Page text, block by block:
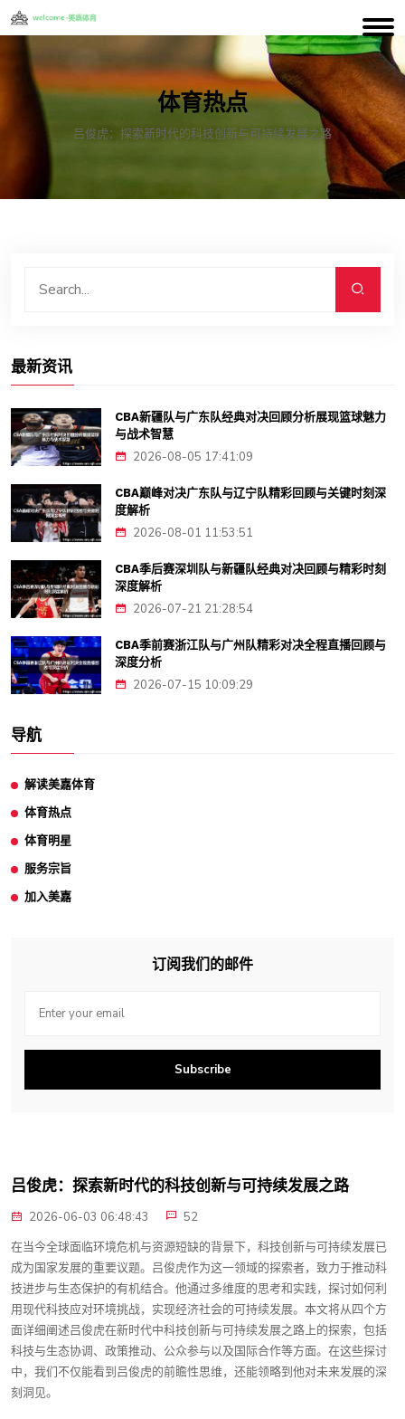
体育热点
吕俊虎：探索新时代的科技创新与可持续发展之路
最新资讯
CBA新疆队与广东队经典对决回顾分析展现篮球魅力
与战术智慧
2026-08-05 17:41:09
CBA巅峰对决广东队与辽宁队精彩回顾与关键时刻深
度解析
2026-08-01 11:53:51
CBA季后赛深圳队与新疆队经典对决回顾与精彩时刻
深度解析
2026-07-21 21:28:54
CBA季前赛浙江队与广州队精彩对决全程直播回顾与
深度分析
2026-07-15 10:09:29
导航
解读美嘉体育
体育热点
体育明星
服务宗旨
加入美嘉
订阅我们的邮件
Subscribe
吕俊虎：探索新时代的科技创新与可持续发展之路
2026-06-03 06:48:43
52
在当今全球面临环境危机与资源短缺的背景下，科技创新与可持续发展已
成为国家发展的重要议题。吕俊虎作为这一领域的探索者，致力于推动科
技进步与生态保护的有机结合。他通过多维度的思考和实践，探讨如何利
用现代科技应对环境挑战，实现经济社会的可持续发展。本文将从四个方
面详细阐述吕俊虎在新时代中科技创新与可持续发展之路上的探索，包括
科技与生态协调、政策推动、公众参与以及国际合作等方面。在这些探讨
中，我们不仅能看到吕俊虎的前瞻性思维，还能领略到他对未来发展的深
刻洞见。